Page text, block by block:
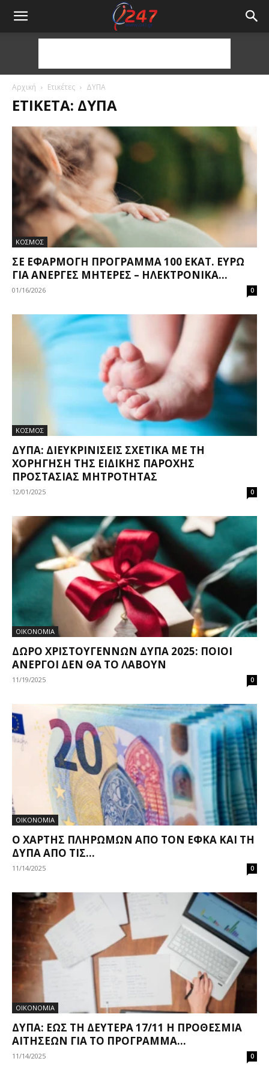
Αρχική Ετικέτες ΔΥΠΑ
ΕΤΙΚΈΤΑ: ΔΥΠΑ
ΚΟΣΜΟΣ
ΣΕ ΕΦΑΡΜΟΓΉ ΠΡΌΓΡΑΜΜΑ 100 ΕΚΑΤ. ΕΥΡΏ
ΓΙΑ ΆΝΕΡΓΕΣ ΜΗΤΈΡΕΣ – ΗΛΕΚΤΡΟΝΙΚΆ...
01/16/2026 0
ΚΟΣΜΟΣ
ΔΥΠΑ: ΔΙΕΥΚΡΙΝΊΣΕΙΣ ΣΧΕΤΙΚΆ ΜΕ ΤΗ
ΧΟΡΉΓΗΣΗ ΤΗΣ ΕΙΔΙΚΉΣ ΠΑΡΟΧΉΣ
ΠΡΟΣΤΑΣΊΑΣ ΜΗΤΡΌΤΗΤΑΣ
12/01/2025 0
ΟΙΚΟΝΟΜΙΑ
ΔΏΡΟ ΧΡΙΣΤΟΥΓΈΝΝΩΝ ΔΥΠΑ 2025: ΠΟΙΟΙ
ΆΝΕΡΓΟΙ ΔΕΝ ΘΑ ΤΟ ΛΆΒΟΥΝ
11/19/2025 0
ΟΙΚΟΝΟΜΙΑ
Ο ΧΆΡΤΗΣ ΠΛΗΡΩΜΏΝ ΑΠΌ ΤΟΝ ΕΦΚΑ ΚΑΙ ΤΗ
ΔΥΠΑ ΑΠΌ ΤΙΣ...
11/14/2025 0
ΟΙΚΟΝΟΜΙΑ
ΔΥΠΑ: ΈΩΣ ΤΗ ΔΕΥΤΈΡΑ 17/11 Η ΠΡΟΘΕΣΜΊΑ
ΑΙΤΉΣΕΩΝ ΓΙΑ ΤΟ ΠΡΌΓΡΑΜΜΑ...
11/14/2025 0